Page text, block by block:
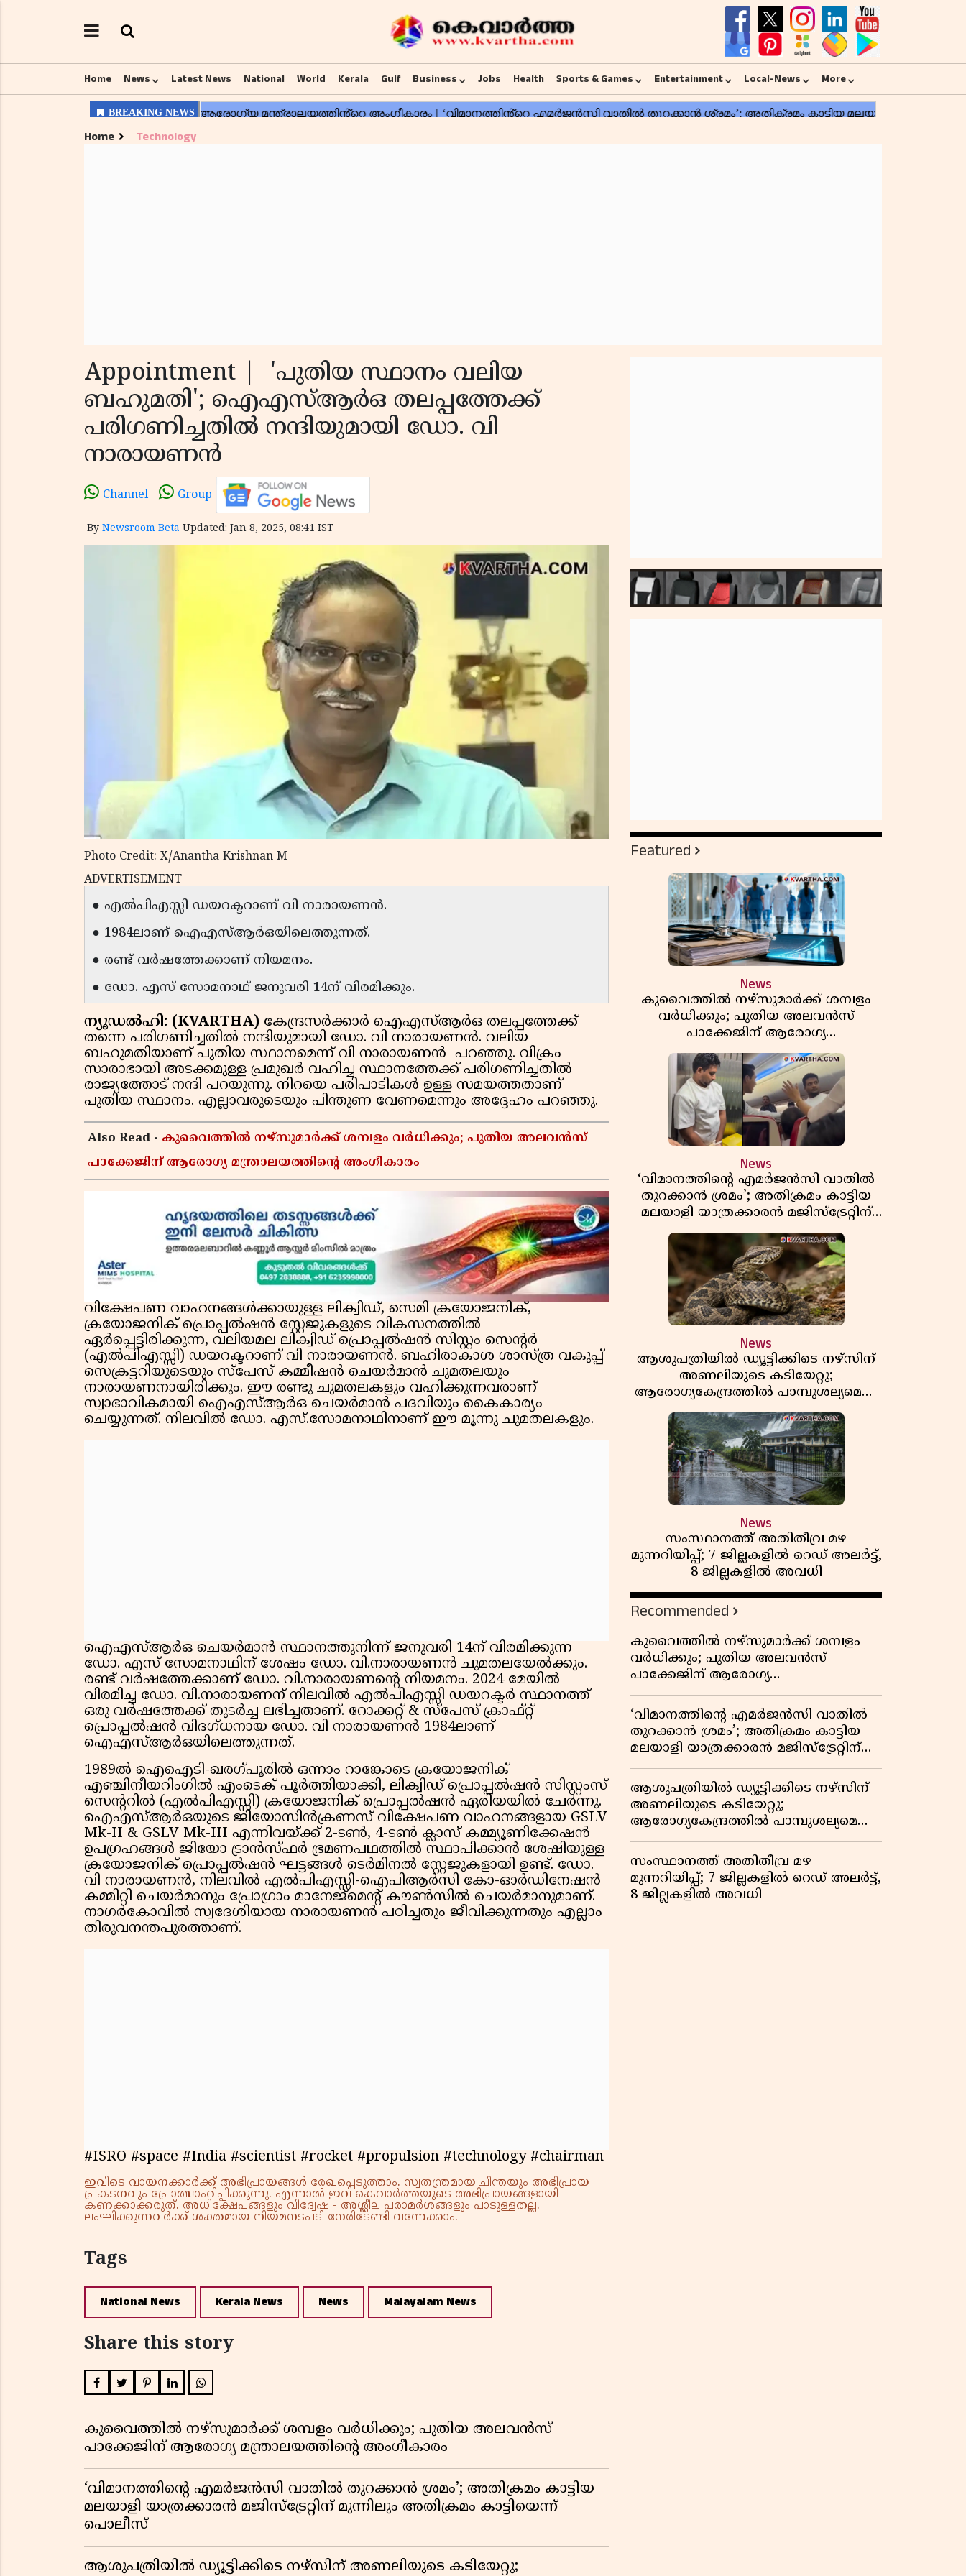
Home News Latest News National World Kerala Gulf Business Jobs Health Sports & Games Entertainment Local-News More
Home Technology
Appointment | 'പുതിയ സ്ഥാനം വലിയ
ബഹുമതി'; ഐഎസ്ആര്‍ഒ തലപ്പത്തേക്ക്
പരിഗണിച്ചതില്‍ നന്ദിയുമായി ഡോ. വി
നാരായണന്‍
Channel Group
By Newsroom Beta Updated: Jan 8, 2025, 08:41 IST
Photo Credit: X/Anantha Krishnan M
ADVERTISEMENT
● എല്‍പിഎസ്സി ഡയറക്ടറാണ് വി നാരായണന്‍.
● 1984ലാണ് ഐഎസ്ആര്‍ഒയിലെത്തുന്നത്.
● രണ്ട് വര്‍ഷത്തേക്കാണ് നിയമനം.
● ഡോ. എസ് സോമനാഥ് ജനുവരി 14ന് വിരമിക്കും.
ന്യൂഡല്‍ഹി: (KVARTHA) കേന്ദ്രസര്‍ക്കാര്‍ ഐഎസ്ആര്‍ഒ തലപ്പത്തേക്ക്
തന്നെ പരിഗണിച്ചതില്‍ നന്ദിയുമായി ഡോ. വി നാരായണന്‍. വലിയ
ബഹുമതിയാണ് പുതിയ സ്ഥാനമെന്ന് വി നാരായണന്‍ പറഞ്ഞു. വിക്രം
സാരാഭായി അടക്കമുള്ള പ്രമുഖര്‍ വഹിച്ച സ്ഥാനത്തേക്ക് പരിഗണിച്ചതില്‍
രാജ്യത്തോട് നന്ദി പറയുന്നു. നിറയെ പരിപാടികള്‍ ഉള്ള സമയത്തതാണ്
പുതിയ സ്ഥാനം. എല്ലാവരുടെയും പിന്തുണ വേണമെന്നും അദ്ദേഹം പറഞ്ഞു.
Also Read - കുവൈത്തിൽ നഴ്‌സുമാർക്ക് ശമ്പളം വർധിക്കും; പുതിയ അലവൻസ്
പാക്കേജിന് ആരോഗ്യ മന്ത്രാലയത്തിൻ്റെ അംഗീകാരം
വിക്ഷേപണ വാഹനങ്ങള്‍ക്കായുള്ള ലിക്വിഡ്, സെമി ക്രയോജനിക്,
ക്രയോജനിക് പ്രൊപ്പല്‍ഷന്‍ സ്റ്റേജുകളുടെ വികസനത്തില്‍
ഏര്‍പ്പെട്ടിരിക്കുന്ന, വലിയമല ലിക്വിഡ് പ്രൊപ്പല്‍ഷന്‍ സിസ്റ്റം സെന്റര്‍
(എല്‍പിഎസ്സി) ഡയറക്ടറാണ് വി നാരായണന്‍. ബഹിരാകാശ ശാസ്ത്ര വകുപ്പ്
സെക്രട്ടറിയുടെയും സ്പേസ് കമ്മീഷന്‍ ചെയര്‍മാന്‍ ചുമതലയും
നാരായണനായിരിക്കും. ഈ രണ്ടു ചുമതലകളും വഹിക്കുന്നവരാണ്
സ്വാഭാവികമായി ഐഎസ്ആര്‍ഒ ചെയര്‍മാന്‍ പദവിയും കൈകാര്യം
ചെയ്യുന്നത്. നിലവില്‍ ഡോ. എസ്.സോമനാഥിനാണ് ഈ മൂന്നു ചുമതലകളും.
ഐഎസ്ആര്‍ഒ ചെയര്‍മാന്‍ സ്ഥാനത്തുനിന്ന് ജനുവരി 14ന് വിരമിക്കുന്ന
ഡോ. എസ് സോമനാഥിന് ശേഷം ഡോ. വി.നാരായണന്‍ ചുമതലയേല്‍ക്കും.
രണ്ട് വര്‍ഷത്തേക്കാണ് ഡോ. വി.നാരായണന്റെ നിയമനം. 2024 മേയില്‍
വിരമിച്ച ഡോ. വി.നാരായണന് നിലവില്‍ എല്‍പിഎസ്സി ഡയറക്ടര്‍ സ്ഥാനത്ത്
ഒരു വര്‍ഷത്തേക്ക് തുടര്‍ച്ച ലഭിച്ചതാണ്. റോക്കറ്റ് & സ്പേസ് ക്രാഫ്റ്റ്
പ്രൊപ്പല്‍ഷന്‍ വിദഗ്ധനായ ഡോ. വി നാരായണന്‍ 1984ലാണ്
ഐഎസ്ആര്‍ഒയിലെത്തുന്നത്.
1989ല്‍ ഐഐടി-ഖരഗ്പൂരില്‍ ഒന്നാം റാങ്കോടെ ക്രയോജനിക്
എഞ്ചിനീയറിംഗില്‍ എംടെക് പൂര്‍ത്തിയാക്കി, ലിക്വിഡ് പ്രൊപ്പല്‍ഷന്‍ സിസ്റ്റംസ്
സെന്ററില്‍ (എല്‍പിഎസ്സി) ക്രയോജനിക് പ്രൊപ്പല്‍ഷന്‍ ഏരിയയില്‍ ചേര്‍ന്നു.
ഐഎസ്ആര്‍ഒയുടെ ജിയോസിന്‍ക്രണസ് വിക്ഷേപണ വാഹനങ്ങളായ GSLV
Mk-II & GSLV Mk-III എന്നിവയ്ക്ക് 2-ടണ്‍, 4-ടണ്‍ ക്ലാസ് കമ്മ്യൂണിക്കേഷന്‍
ഉപഗ്രഹങ്ങള്‍ ജിയോ ട്രാന്‍സ്ഫര്‍ ഭ്രമണപഥത്തില്‍ സ്ഥാപിക്കാന്‍ ശേഷിയുള്ള
ക്രയോജനിക് പ്രൊപ്പല്‍ഷന്‍ ഘട്ടങ്ങള്‍ ടെര്‍മിനല്‍ സ്റ്റേജുകളായി ഉണ്ട്. ഡോ.
വി നാരായണന്‍, നിലവില്‍ എല്‍പിഎസ്സി-ഐപിആര്‍സി കോ-ഓര്‍ഡിനേഷന്‍
കമ്മിറ്റി ചെയര്‍മാനും പ്രോഗ്രാം മാനേജ്‌മെന്റ് കൗണ്‍സില്‍ ചെയര്‍മാനുമാണ്.
നാഗര്‍കോവില്‍ സ്വദേശിയായ നാരായണന്‍ പഠിച്ചതും ജീവിക്കുന്നതും എല്ലാം
തിരുവനന്തപുരത്താണ്.
#ISRO #space #India #scientist #rocket #propulsion #technology #chairman
ഇവിടെ വായനക്കാർക്ക് അഭിപ്രായങ്ങൾ രേഖപ്പെടുത്താം. സ്വതന്ത്രമായ ചിന്തയും അഭിപ്രായ
പ്രകടനവും പ്രോത്സാഹിപ്പിക്കുന്നു. എന്നാൽ ഇവ കെവാർത്തയുടെ അഭിപ്രായങ്ങളായി
കണക്കാക്കരുത്. അധിക്ഷേപങ്ങളും വിദ്വേഷ - അശ്ലീല പരാമർശങ്ങളും പാടുള്ളതല്ല.
ലംഘിക്കുന്നവർക്ക് ശക്തമായ നിയമനടപടി നേരിടേണ്ടി വന്നേക്കാം.
Tags
National News Kerala News News Malayalam News
Share this story
കുവൈത്തിൽ നഴ്‌സുമാർക്ക് ശമ്പളം വർധിക്കും; പുതിയ അലവൻസ്
പാക്കേജിന് ആരോഗ്യ മന്ത്രാലയത്തിൻ്റെ അംഗീകാരം
‘വിമാനത്തിൻ്റെ എമർജൻസി വാതിൽ തുറക്കാൻ ശ്രമം’; അതിക്രമം കാട്ടിയ
മലയാളി യാത്രക്കാരൻ മജിസ്ട്രേറ്റിന് മുന്നിലും അതിക്രമം കാട്ടിയെന്ന്
പൊലീസ്
ആശുപത്രിയിൽ ഡ്യൂട്ടിക്കിടെ നഴ്സിന് അണലിയുടെ കടിയേറ്റു;
Featured
News
കുവൈത്തിൽ നഴ്‌സുമാർക്ക് ശമ്പളം
വർധിക്കും; പുതിയ അലവൻസ്
പാക്കേജിന് ആരോഗ്യ
മന്ത്രാലയത്തിൻ്റെ അംഗീകാരം
News
‘വിമാനത്തിൻ്റെ എമർജൻസി വാതിൽ
തുറക്കാൻ ശ്രമം’; അതിക്രമം കാട്ടിയ
മലയാളി യാത്രക്കാരൻ മജിസ്ട്രേറ്റിന്
മുന്നിലും അതിക്രമം കാട്ടിയെന്ന്
പൊലീസ്
News
ആശുപത്രിയിൽ ഡ്യൂട്ടിക്കിടെ നഴ്സിന്
അണലിയുടെ കടിയേറ്റു;
ആരോഗ്യകേന്ദ്രത്തിൽ പാമ്പുശല്യമെന്ന്
പരാതി
News
സംസ്ഥാനത്ത് അതിതീവ്ര മഴ
മുന്നറിയിപ്പ്; 7 ജില്ലകളിൽ റെഡ് അലർട്ട്,
8 ജില്ലകളിൽ അവധി
Recommended
കുവൈത്തിൽ നഴ്‌സുമാർക്ക് ശമ്പളം
വർധിക്കും; പുതിയ അലവൻസ്
പാക്കേജിന് ആരോഗ്യ
മന്ത്രാലയത്തിൻ്റെ അംഗീകാരം
‘വിമാനത്തിൻ്റെ എമർജൻസി വാതിൽ
തുറക്കാൻ ശ്രമം’; അതിക്രമം കാട്ടിയ
മലയാളി യാത്രക്കാരൻ മജിസ്ട്രേറ്റിന്
മുന്നിലും അതിക്രമം കാട്ടിയെന്ന്
പൊലീസ്
ആശുപത്രിയിൽ ഡ്യൂട്ടിക്കിടെ നഴ്സിന്
അണലിയുടെ കടിയേറ്റു;
ആരോഗ്യകേന്ദ്രത്തിൽ പാമ്പുശല്യമെന്ന്
പരാതി
സംസ്ഥാനത്ത് അതിതീവ്ര മഴ
മുന്നറിയിപ്പ്; 7 ജില്ലകളിൽ റെഡ് അലർട്ട്,
8 ജില്ലകളിൽ അവധി